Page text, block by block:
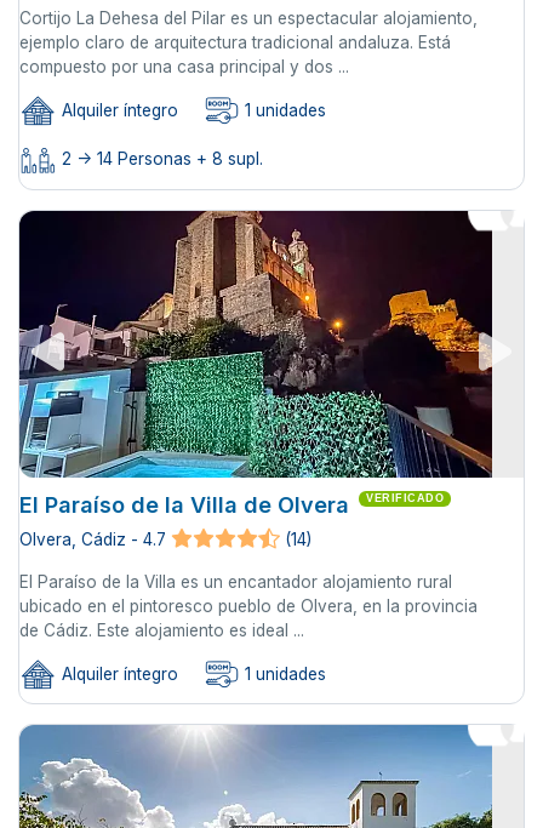
Cortijo La Dehesa del Pilar es un espectacular alojamiento,
ejemplo claro de arquitectura tradicional andaluza. Está
compuesto por una casa principal y dos ...
Alquiler íntegro 1 unidades
2 -> 14 Personas + 8 supl.
El Paraíso de la Villa de Olvera VERIFICADO
Olvera, Cádiz - 4.7 (14)
El Paraíso de la Villa es un encantador alojamiento rural
ubicado en el pintoresco pueblo de Olvera, en la provincia
de Cádiz. Este alojamiento es ideal ...
Alquiler íntegro 1 unidades